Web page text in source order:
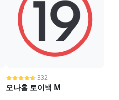
332
오나홀 토이백 M